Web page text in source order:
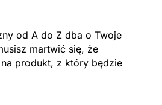
od A do Z dba o Twoje
martwić się, że
produkt, z który będzie